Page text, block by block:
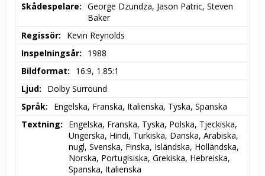
Skådespelare
George Dzundza, Jason Patric, Steven
Baker
Regissör
Kevin Reynolds
Inspelningsår
1988
Bildformat
16:9, 1.85:1
Ljud
Dolby Surround
Språk
Engelska, Franska, Italienska, Tyska, Spanska
Textning
Engelska, Franska, Tyska, Polska, Tjeckiska,
Ungerska, Hindi, Turkiska, Danska, Arabiska,
nugl, Svenska, Finska, Isländska, Holländska,
Norska, Portugisiska, Grekiska, Hebreiska,
Spanska, Italienska